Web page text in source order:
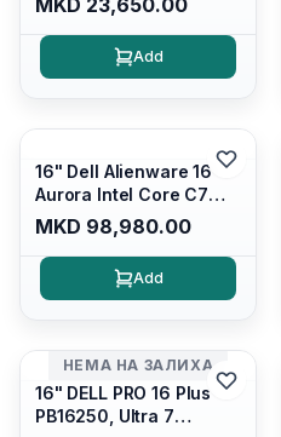
Iris Xe Graphics/ 120Hz
Anti-glare LED Display/
Backlit Kb/ Platinum
MKD 23,650.00
Add
16" Dell Alienware 16
Aurora Intel Core C7
240H /16GB RAM DDR5
5600mhz/ 1TB SSD M.2
Nvme/rtx4050 6GB/
Wqxga(2560x1600)
Win 11 Home/
MKD 98,980.00
Add
НЕМА НА ЗАЛИХА
16" DELL PRO 16 Plus
PB16250, Ultra 7